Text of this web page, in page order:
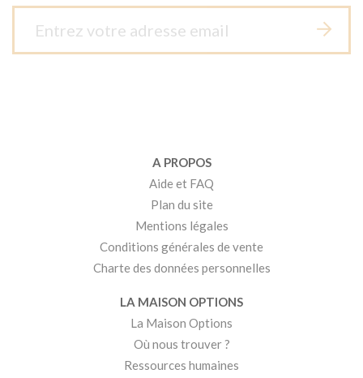
A PROPOS
Aide et FAQ
Plan du site
Mentions légales
Conditions générales de vente
Charte des données personnelles
LA MAISON OPTIONS
La Maison Options
Où nous trouver ?
Ressources humaines